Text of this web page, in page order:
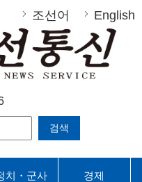
조선어 English
검색
치・군사 경제